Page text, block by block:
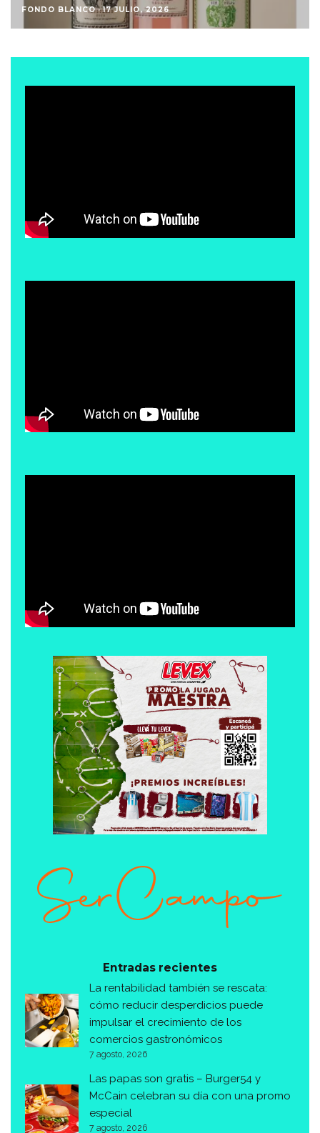
FONDO BLANCO · 17 JULIO, 2026
Entradas recientes
La rentabilidad también se rescata:
cómo reducir desperdicios puede
impulsar el crecimiento de los
comercios gastronómicos
7 agosto, 2026
Las papas son gratis – Burger54 y
McCain celebran su día con una promo
especial
7 agosto, 2026